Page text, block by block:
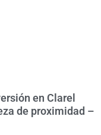
en Clarel
de proximidad –